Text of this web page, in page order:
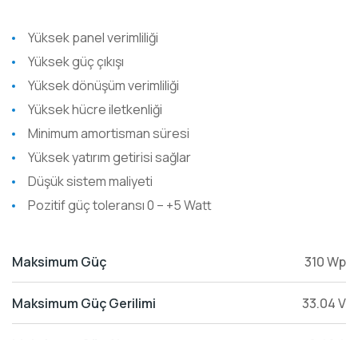
Yüksek panel verimliliği
Yüksek güç çıkışı
Yüksek dönüşüm verimliliği
Yüksek hücre iletkenliği
Minimum amortisman süresi
Yüksek yatırım getirisi sağlar
Düşük sistem maliyeti
Pozitif güç toleransı 0 – +5 Watt
Maksimum Güç 310 Wp
Maksimum Güç Gerilimi 33.04 V